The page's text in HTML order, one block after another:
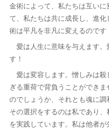
金術によって、私たちは互い
て、私たちは共に成長し、進
術は平凡を非凡に変えるのです
愛は人生に意味を与えます
す！
愛は変容します。憎しみは殺
ぎる重荷で背負うことができ
のでしょうか、それとも魂に調
その選択をするのは私であり
を実践しています。私は他者